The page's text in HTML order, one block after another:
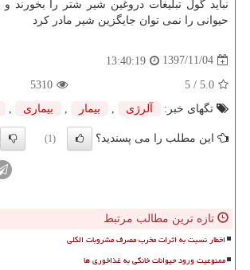
نباید گول تبلیغات دروغین شیر شتر را بخورند و
حیوانی را نمی توان جایگزین شیر مادر كرد
1397/11/04
13:40:19
5.0
/ 5
5310
تگهای خبر:
آلرژی , بیمار , بیماری ,
این مطلب را می پسندید؟ (1)
تازه ترین مطالب مرتبط
اخطار نسبت به اثرات مخرب مصرف مشروبات الکلی
ممنوعیت ورود حیوانات خانگی به غذاخوری ها